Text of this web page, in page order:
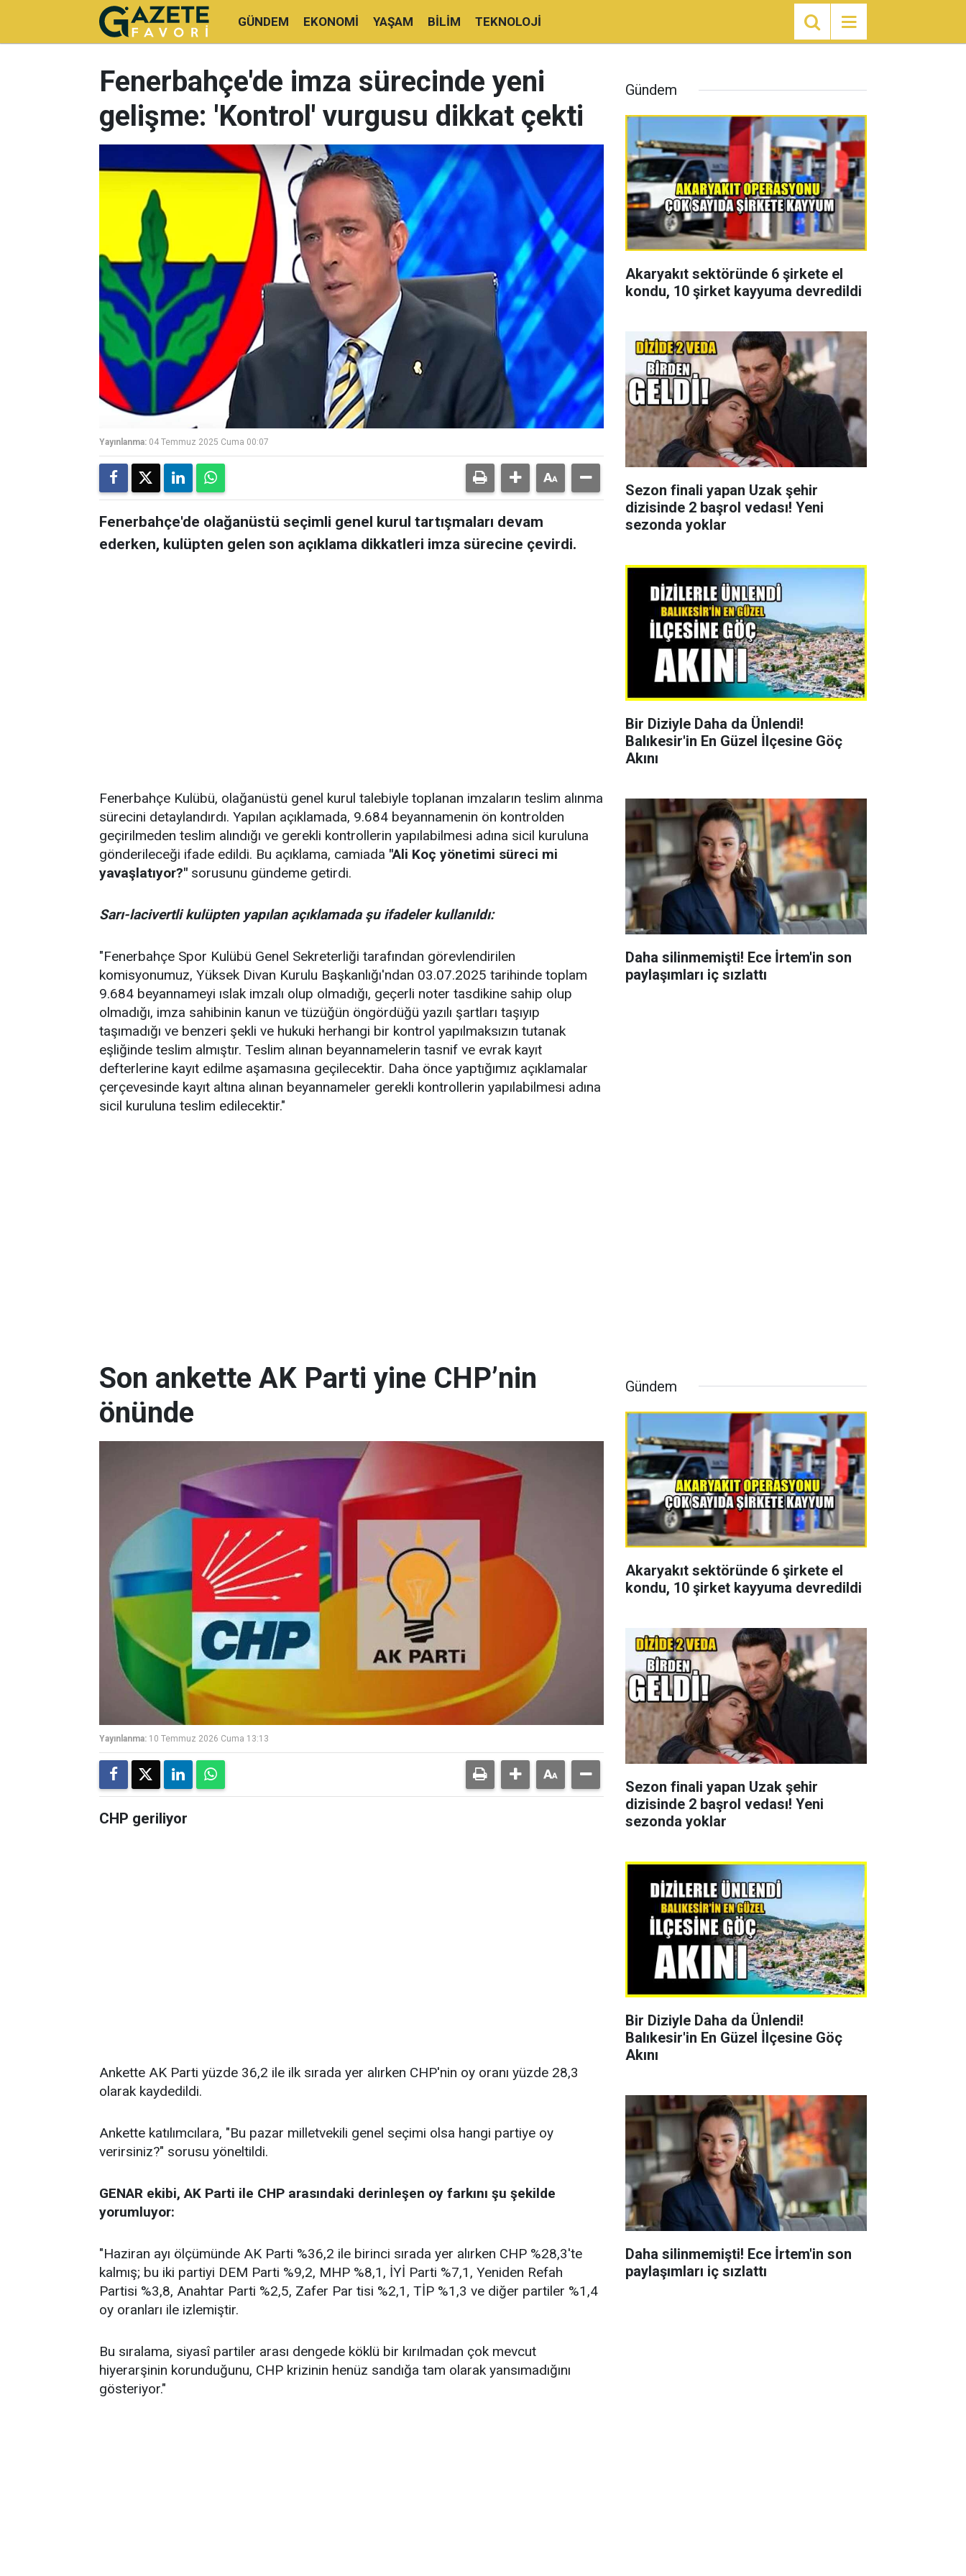
GÜNDEM EKONOMI YAŞAM BILIM TEKNOLOJI
Fenerbahçe'de imza sürecinde yeni
gelişme: 'Kontrol' vurgusu dikkat çekti
Yayınlanma: 04 Temmuz 2025 Cuma 00:07
Fenerbahçe'de olağanüstü seçimli genel kurul tartışmaları devam
ederken, kulüpten gelen son açıklama dikkatleri imza sürecine çevirdi.
Fenerbahçe Kulübü, olağanüstü genel kurul talebiyle toplanan imzaların teslim alınma
sürecini detaylandırdı. Yapılan açıklamada, 9.684 beyannamenin ön kontrolden
geçirilmeden teslim alındığı ve gerekli kontrollerin yapılabilmesi adına sicil kuruluna
gönderileceği ifade edildi. Bu açıklama, camiada "Ali Koç yönetimi süreci mi
yavaşlatıyor?" sorusunu gündeme getirdi.
Sarı-lacivertli kulüpten yapılan açıklamada şu ifadeler kullanıldı:
"Fenerbahçe Spor Kulübü Genel Sekreterliği tarafından görevlendirilen
komisyonumuz, Yüksek Divan Kurulu Başkanlığı'ndan 03.07.2025 tarihinde toplam
9.684 beyannameyi ıslak imzalı olup olmadığı, geçerli noter tasdikine sahip olup
olmadığı, imza sahibinin kanun ve tüzüğün öngördüğü yazılı şartları taşıyıp
taşımadığı ve benzeri şekli ve hukuki herhangi bir kontrol yapılmaksızın tutanak
eşliğinde teslim almıştır. Teslim alınan beyannamelerin tasnif ve evrak kayıt
defterlerine kayıt edilme aşamasına geçilecektir. Daha önce yaptığımız açıklamalar
çerçevesinde kayıt altına alınan beyannameler gerekli kontrollerin yapılabilmesi adına
sicil kuruluna teslim edilecektir."
Gündem
Akaryakıt sektöründe 6 şirkete el
kondu, 10 şirket kayyuma devredildi
Sezon finali yapan Uzak şehir
dizisinde 2 başrol vedası! Yeni
sezonda yoklar
Bir Diziyle Daha da Ünlendi!
Balıkesir'in En Güzel İlçesine Göç
Akını
Daha silinmemişti! Ece İrtem'in son
paylaşımları iç sızlattı
Son ankette AK Parti yine CHP’nin
önünde
Yayınlanma: 10 Temmuz 2026 Cuma 13:13
CHP geriliyor
Ankette AK Parti yüzde 36,2 ile ilk sırada yer alırken CHP'nin oy oranı yüzde 28,3
olarak kaydedildi.
Ankette katılımcılara, "Bu pazar milletvekili genel seçimi olsa hangi partiye oy
verirsiniz?" sorusu yöneltildi.
GENAR ekibi, AK Parti ile CHP arasındaki derinleşen oy farkını şu şekilde
yorumluyor:
"Haziran ayı ölçümünde AK Parti %36,2 ile birinci sırada yer alırken CHP %28,3'te
kalmış; bu iki partiyi DEM Parti %9,2, MHP %8,1, İYİ Parti %7,1, Yeniden Refah
Partisi %3,8, Anahtar Parti %2,5, Zafer Par tisi %2,1, TİP %1,3 ve diğer partiler %1,4
oy oranları ile izlemiştir.
Bu sıralama, siyasî partiler arası dengede köklü bir kırılmadan çok mevcut
hiyerarşinin korunduğunu, CHP krizinin henüz sandığa tam olarak yansımadığını
gösteriyor."
Gündem
Akaryakıt sektöründe 6 şirkete el
kondu, 10 şirket kayyuma devredildi
Sezon finali yapan Uzak şehir
dizisinde 2 başrol vedası! Yeni
sezonda yoklar
Bir Diziyle Daha da Ünlendi!
Balıkesir'in En Güzel İlçesine Göç
Akını
Daha silinmemişti! Ece İrtem'in son
paylaşımları iç sızlattı